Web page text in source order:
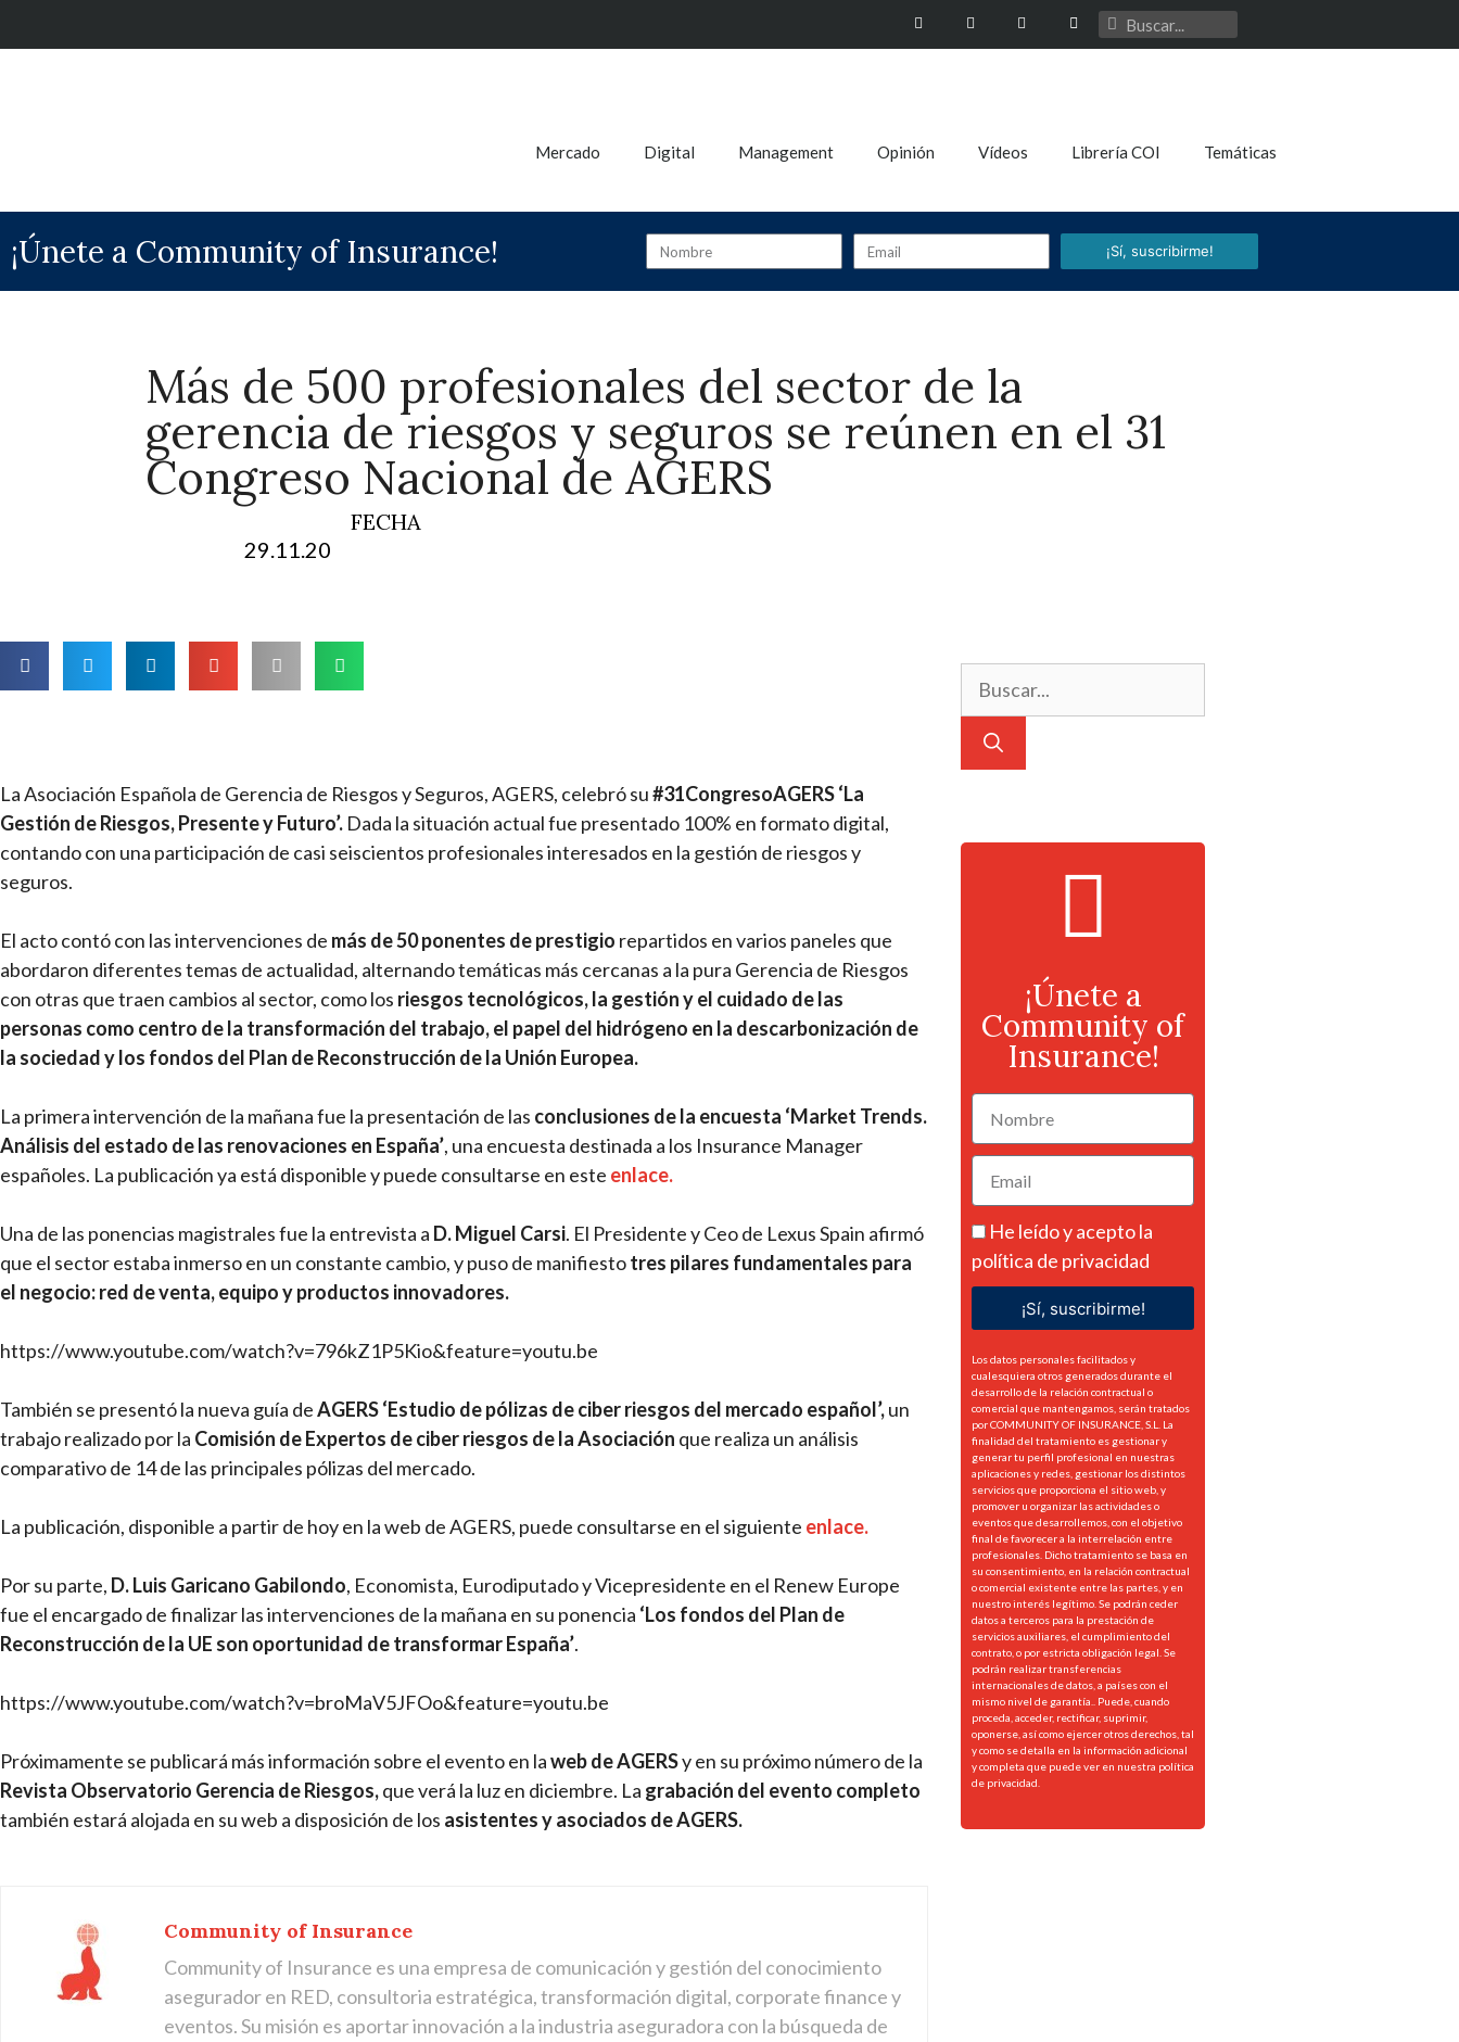
Mercado Digital Management Opinión Vídeos Librería COI Temáticas
¡Únete a Community of Insurance! ¡Sí, suscribirme!
Más de 500 profesionales del sector de la
gerencia de riesgos y seguros se reúnen en el 31
Congreso Nacional de AGERS
FECHA
29.11.20
La Asociación Española de Gerencia de Riesgos y Seguros, AGERS, celebró su#31CongresoAGERS ‘La
Gestión de Riesgos, Presente y Futuro’. Dada la situación actual fue presentado 100% en formato digital,
contando con una participación de casi seiscientos profesionales interesados en la gestión de riesgos y
seguros.
El acto contó con las intervenciones de más de 50 ponentes de prestigio repartidos en varios paneles que
abordaron diferentes temas de actualidad, alternando temáticas más cercanas a la pura Gerencia de Riesgos
con otras que traen cambios al sector, como los riesgos tecnológicos, la gestión y el cuidado de las
personas como centro de la transformación del trabajo, el papel del hidrógeno en la descarbonización de
la sociedad y los fondos del Plan de Reconstrucción de la Unión Europea.
La primera intervención de la mañana fue la presentación de las conclusiones de la encuesta ‘Market Trends.
Análisis del estado de las renovaciones en España’, una encuesta destinada a los Insurance Manager
españoles. La publicación ya está disponible y puede consultarse en este enlace.
Una de las ponencias magistrales fue la entrevista a D. Miguel Carsi. El Presidente y Ceo de Lexus Spain afirmó
que el sector estaba inmerso en un constante cambio, y puso de manifiestotres pilares fundamentales para
el negocio: red de venta, equipo y productos innovadores.
https://www.youtube.com/watch?v=796kZ1P5Kio&feature=youtu.be
También se presentó la nueva guía deAGERS ‘Estudio de pólizas de ciber riesgos del mercado español’,un
trabajo realizado por la Comisión de Expertos de ciber riesgos de la Asociación que realiza un análisis
comparativo de 14 de las principales pólizas del mercado.
La publicación, disponible a partir de hoy en la web de AGERS, puede consultarse en el siguiente enlace.
Por su parte, D. Luis Garicano Gabilondo, Economista, Eurodiputado y Vicepresidente en el Renew Europe
fue el encargado de finalizar las intervenciones de la mañana en su ponencia ‘Los fondos del Plan de
Reconstrucción de la UE son oportunidad de transformar España’.
https://www.youtube.com/watch?v=broMaV5JFOo&feature=youtu.be
Próximamente se publicará más información sobre el evento en laweb de AGERSy en su próximo número de la
Revista Observatorio Gerencia de Riesgos,que verá la luz en diciembre. La grabación del evento completo
también estará alojada en su web a disposición de los asistentes y asociados de AGERS.
Community of Insurance
Community of Insurance es una empresa de comunicación y gestión del conocimiento
asegurador en RED, consultoria estratégica, transformación digital, corporate finance y
eventos. Su misión es aportar innovación a la industria aseguradora con la búsqueda de
¡Únete a
Community of
Insurance!
He leído y acepto la
política de privacidad
¡Sí, suscribirme!
Los datos personales facilitados y
cualesquiera otros generados durante el
desarrollo de la relación contractual o
comercial que mantengamos, serán tratados
por COMMUNITY OF INSURANCE, S.L. La
finalidad del tratamiento es gestionar y
generar tu perfil profesional en nuestras
aplicaciones y redes, gestionar los distintos
servicios que proporciona el sitio web, y
promover u organizar las actividades o
eventos que desarrollemos, con el objetivo
final de favorecer a la interrelación entre
profesionales. Dicho tratamiento se basa en
su consentimiento, en la relación contractual
o comercial existente entre las partes, y en
nuestro interés legítimo. Se podrán ceder
datos a terceros para la prestación de
servicios auxiliares, el cumplimiento del
contrato, o por estricta obligación legal. Se
podrán realizar transferencias
internacionales de datos, a países con el
mismo nivel de garantía.. Puede, cuando
proceda, acceder, rectificar, suprimir,
oponerse, así como ejercer otros derechos, tal
y como se detalla en la información adicional
y completa que puede ver en nuestra política
de privacidad.